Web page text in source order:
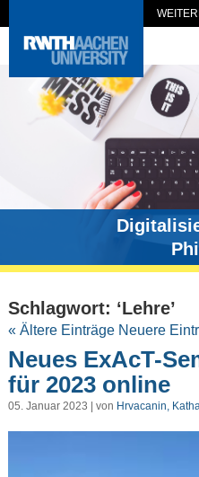
Schlagwort: ‘Lehre’
« Ältere Einträge Neuere
Neues ExAcT-
für 2023 online
05. Januar 2023 | von Hrvacanin,